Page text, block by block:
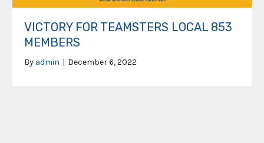
VICTORY FOR TEAMSTERS LOCAL 853
MEMBERS
By admin | December 6, 2022